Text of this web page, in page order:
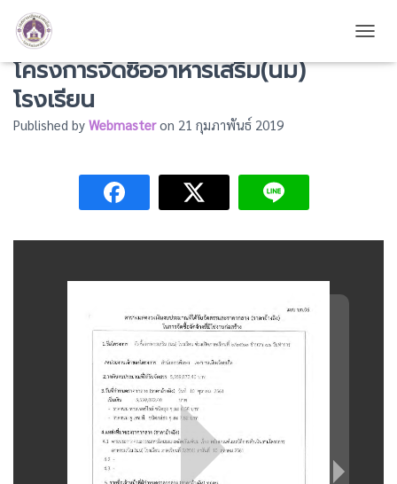
ราคากลางแผนการจัดซื้อจัดจ้าง
โครงการจัดซื้ออาหารเสริม(นม)
โรงเรียน
Published by Webmasteron 21 กุมภาพันธ์ 2019